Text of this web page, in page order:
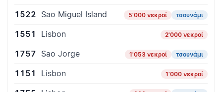
1522 Sao Miguel Island 5'000 νεκροί τσουνάμι
1551 Lisbon 2'000 νεκροί
1757 Sao Jorge 1'053 νεκροί τσουνάμι
1151 Lisbon 1'000 νεκροί